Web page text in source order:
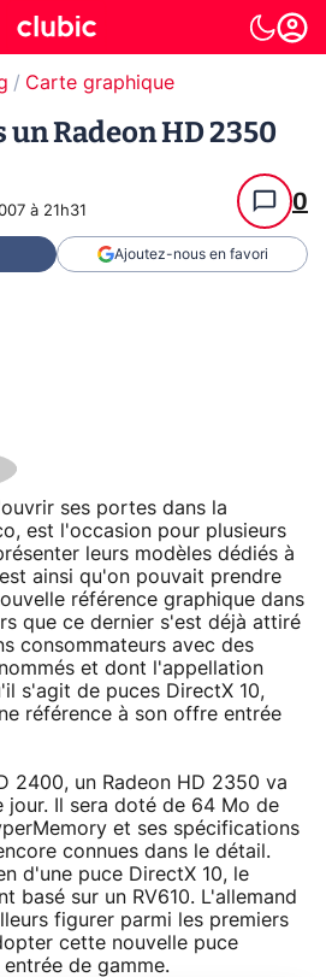
Carte graphique
un Radeon HD 2350
à 21h31 0
Ajoutez-nous en favori
ses portes dans la
est l'occasion pour plusieurs
leurs modèles dédiés à
ainsi qu'on pouvait prendre
référence graphique dans
que ce dernier s'est déjà attiré
consommateurs avec des
et dont l'appellation
s'agit de puces DirectX 10,
référence à son offre entrée
2400, un Radeon HD 2350 va
jour. Il sera doté de 64 Mo de
et ses spécifications
connues dans le détail.
d'une puce DirectX 10, le
basé sur un RV610. L'allemand
figurer parmi les premiers
cette nouvelle puce
de gamme.